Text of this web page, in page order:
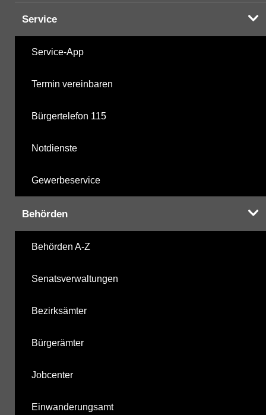
Service
Service-App
Termin vereinbaren
Bürgertelefon 115
Notdienste
Gewerbeservice
Behörden
Behörden A-Z
Senatsverwaltungen
Bezirksämter
Bürgerämter
Jobcenter
Einwanderungsamt